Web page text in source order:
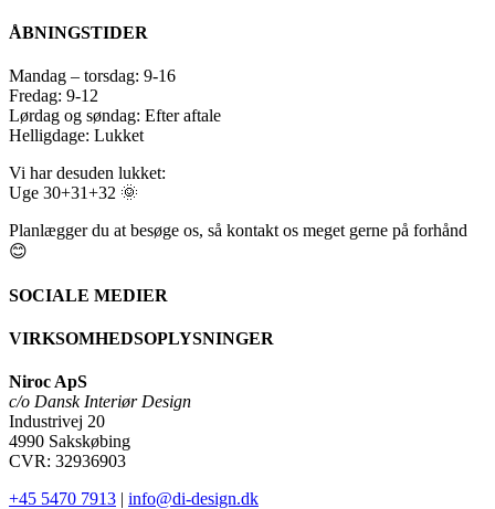
ÅBNINGSTIDER
Mandag – torsdag: 9-16
Fredag: 9-12
Lørdag og søndag: Efter aftale
Helligdage: Lukket
Vi har desuden lukket:
Uge 30+31+32 🌞
Planlægger du at besøge os, så kontakt os meget gerne på forhånd
😊
SOCIALE MEDIER
VIRKSOMHEDSOPLYSNINGER
Niroc ApS
c/o Dansk Interiør Design
Industrivej 20
4990 Sakskøbing
CVR: 32936903
+45 5470 7913 | info@di-design.dk